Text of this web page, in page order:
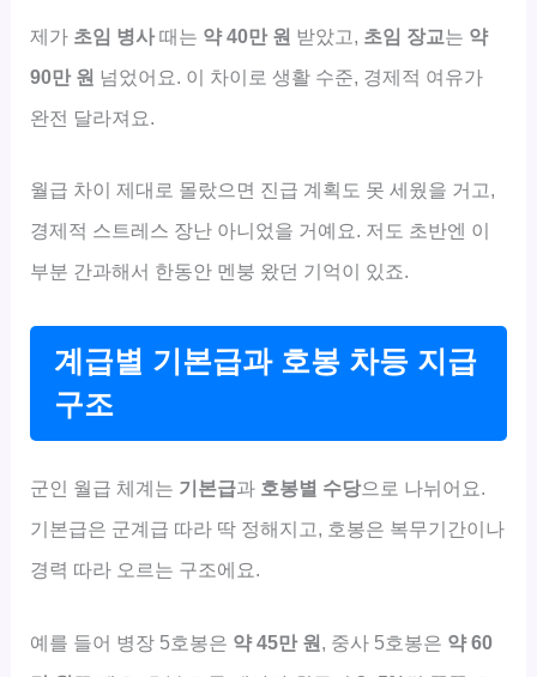
제가 초임 병사때는 약 40만 원 받았고, 초임 장교는 약
90만 원 넘었어요. 이 차이로 생활 수준, 경제적 여유가
완전 달라져요.
월급 차이 제대로 몰랐으면 진급 계획도 못 세웠을 거고,
경제적 스트레스 장난 아니었을 거예요. 저도 초반엔 이
부분 간과해서 한동안 멘붕 왔던 기억이 있죠.
계급별 기본급과 호봉 차등 지급
구조
군인 월급 체계는 기본급과 호봉별 수당으로 나뉘어요.
기본급은 군계급 따라 딱 정해지고, 호봉은 복무기간이나
경력 따라 오르는 구조에요.
예를 들어 병장 5호봉은 약 45만 원 , 중사 5호봉은 약 60